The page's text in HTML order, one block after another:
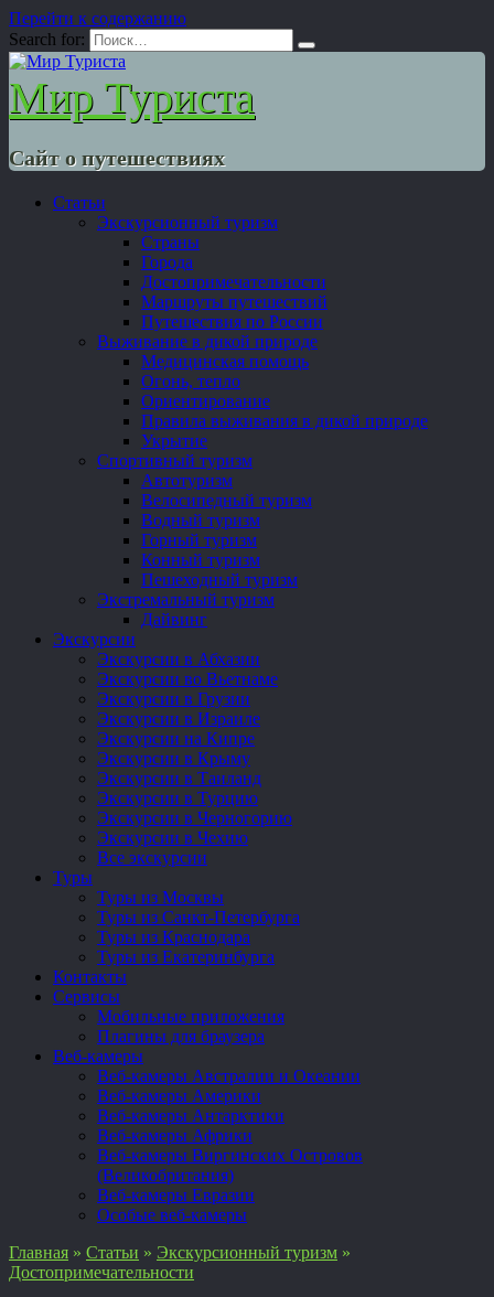
Перейти к содержанию
Search for:
Мир Туриста
Сайт о путешествиях
Статьи
Экскурсионный туризм
Страны
Города
Достопримечательности
Маршруты путешествий
Путешествия по России
Выживание в дикой природе
Медицинская помощь
Огонь, тепло
Ориентирование
Правила выживания в дикой природе
Укрытие
Спортивный туризм
Автотуризм
Велосипедный туризм
Водный туризм
Горный туризм
Конный туризм
Пешеходный туризм
Экстремальный туризм
Дайвинг
Экскурсии
Экскурсии в Абхазии
Экскурсии во Вьетнаме
Экскурсии в Грузии
Экскурсии в Израиле
Экскурсии на Кипре
Экскурсии в Крыму
Экскурсии в Таиланд
Экскурсии в Турцию
Экскурсии в Черногорию
Экскурсии в Чехию
Все экскурсии
Туры
Туры из Москвы
Туры из Санкт-Петербурга
Туры из Краснодара
Туры из Екатеринбурга
Контакты
Сервисы
Мобильные приложения
Плагины для браузера
Веб-камеры
Веб-камеры Австралии и Океании
Веб-камеры Америки
Веб-камеры Антарктики
Веб-камеры Африки
Веб-камеры Виргинских Островов
(Великобритания)
Веб-камеры Евразии
Особые веб-камеры
Главная » Статьи » Экскурсионный туризм »
Достопримечательности